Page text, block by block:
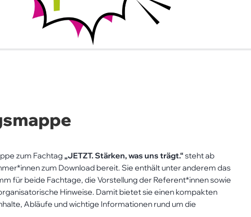
zum Fachtag „JETZT. Stärken, was uns trägt.“steht ab
zum Download bereit. Sie enthält unter anderem das
für beide Fachtage, die Vorstellung der Referent*innen sowie
Hinweise. Damit bietet sie einen kompakten
Abläufe und wichtige Informationen rund um die